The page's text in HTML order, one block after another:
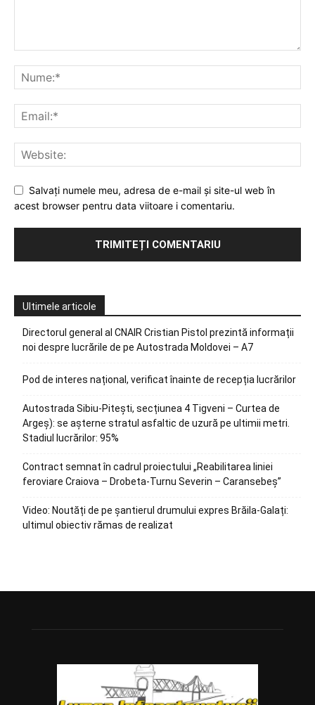
Salvați numele meu, adresa de e-mail și site-ul web în
acest browser pentru data viitoare i comentariu.
Ultimele articole
Directorul general al CNAIR Cristian Pistol prezintă informații
noi despre lucrările de pe Autostrada Moldovei – A7
Pod de interes național, verificat înainte de recepția lucrărilor
Autostrada Sibiu-Pitești, secțiunea 4 Tigveni – Curtea de
Argeș): se așterne stratul asfaltic de uzură pe ultimii metri.
Stadiul lucrărilor: 95%
Contract semnat în cadrul proiectului „Reabilitarea liniei
feroviare Craiova – Drobeta-Turnu Severin – Caransebeș”
Video: Noutăți de pe șantierul drumului expres Brăila-Galați:
ultimul obiectiv rămas de realizat